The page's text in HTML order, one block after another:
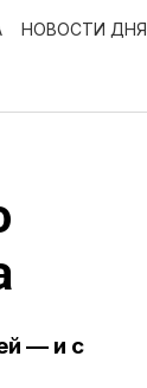
НОВОСТИ ДНЯ
— и с